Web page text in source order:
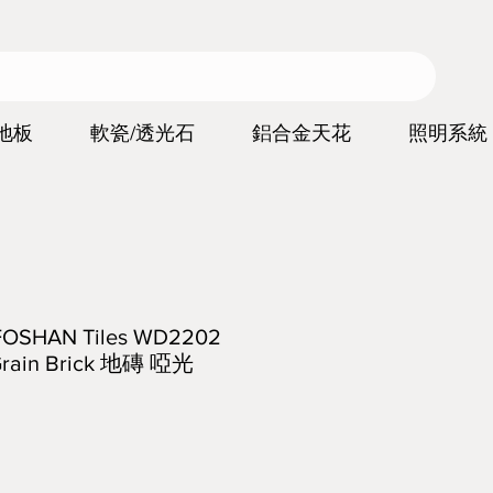
板 軟瓷/透光石 鋁合金天花 照明系統
Tiles WD2202
Brick 地磚 啞光